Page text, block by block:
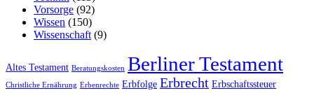
Vorsorge (92)
Wissen (150)
Wissenschaft(9)
Altes Testament Beratungskosten Berliner Testament
Christliche Ernährung Erbenrechte Erbfolge Erbrecht Erbschaftssteuer